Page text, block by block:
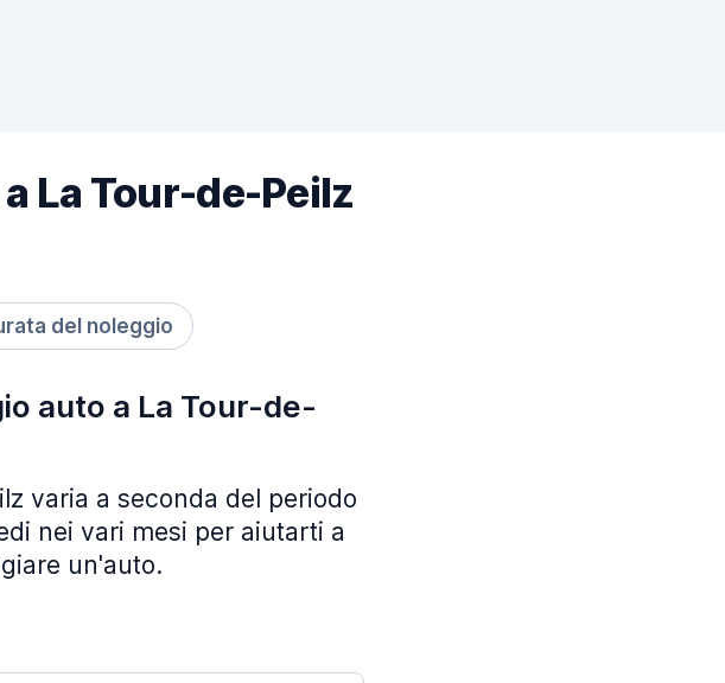
La Tour-de-Peilz
del noleggio
auto a La Tour-de-
varia a seconda del periodo
nei vari mesi per aiutarti a
un'auto.